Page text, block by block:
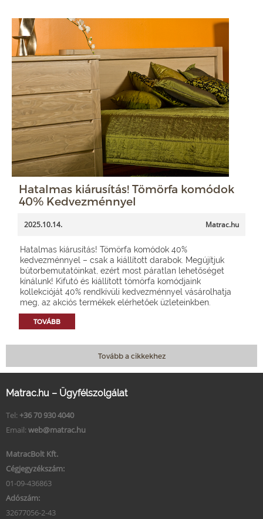
Hatalmas kiárusítás! Tömörfa komódok
40% Kedvezménnyel
2025.10.14. Matrac.hu
Hatalmas kiárusítás! Tömörfa komódok 40%
kedvezménnyel – csak a kiállított darabok. Megújítjuk
bútorbemutatóinkat, ezért most páratlan lehetőséget
kínálunk! Kifutó és kiállított tömörfa komódjaink
kollekcióját 40% rendkívüli kedvezménnyel vásárolhatja
meg, az akciós termékek elérhetőek üzleteinkben.
TOVÁBB
Tovább a cikkekhez
Matrac.hu – Ügyfélszolgálat
Tel: +36 70 930 4040
Email: web@matrac.hu
MatracBolt Kft.
Cégjegyzékszám:
01-09-436863
Adószám:
32677056-2-43